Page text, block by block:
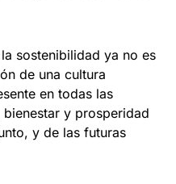
sostenibilidad ya no es
de una cultura
en todas las
y prosperidad
y de las futuras